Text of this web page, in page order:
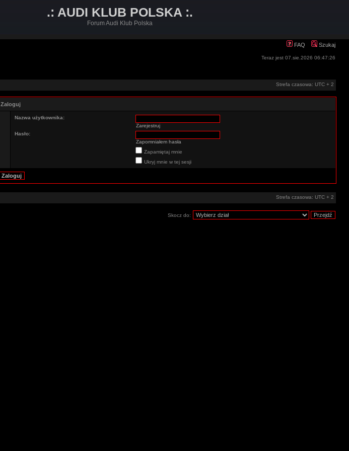
.: AUDI KLUB POLSKA :.
Forum Audi Klub Polska
FAQ Szukaj
Teraz jest 07.sie.2026 06:47:26
Strefa czasowa: UTC + 2
Zaloguj
Nazwa użytkownika:
Zarejestruj
Hasło:
Zapomniałem hasła
Zapamiętaj mnie
Ukryj mnie w tej sesji
Strefa czasowa: UTC + 2
Skocz do: